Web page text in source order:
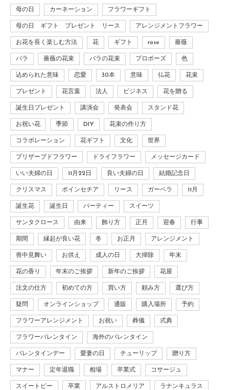
母の日 カーネーション フラワーギフト
母の日 ギフト プレゼント リース アレンジメントフラワー
お花を長く楽しむ方法 花 ギフト rose 薔薇
バラ 薔薇の花束 バラの花束 プロポーズ 色
込められた意味 恋愛 30本 意味 仏花 花束
プレゼント 花言葉 法人 ビジネス 花を贈る
誕生日プレゼント 講演会 発表会 スタンド花
お祝い花 季節 DIY 花束の作り方
コラボレーション 花ギフト 文化 世界
プリザーブドフラワー ドライフラワー メッセージカード
いい夫婦の日 11月22日 良い夫婦の日 結婚記念日
クリスマス ポインセチア リース ガーベラ 11月
誕生花 誕生日 パーティー スイーツ
サンタクロース 由来 飾り方 正月 迎春 行事
期間 縁起が良い花 冬 お正月 アレンジメント
喪中見舞い お供え 成人の日 大掃除 年末
花の香り 年末のご挨拶 新年のご挨拶 花屋
注文の仕方 初めての方 買い方 頼み方 選び方
疑問 オンラインショップ 通販 購入場所 予約
フラワーアレンジメント お祝い 葬儀 式典
フラワーバレンタイン 海外のバレンタイン
バレンタインデー 愛妻の日 チューリップ 贈り方
マナー 定年退職 相場 卒業式 コサージュ
スイートピー 卒業 アルストロメリア ラナンキュラス